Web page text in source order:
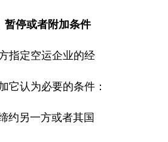
停或者附加条件
指定空运企业的经
认为必要的条件：
另一方或者其国